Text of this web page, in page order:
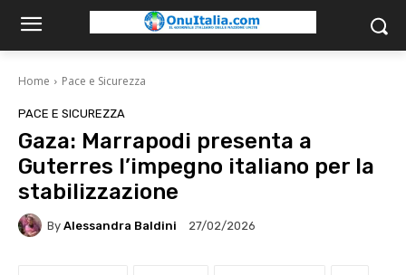
Home Pace e Sicurezza
PACE E SICUREZZA
Gaza: Marrapodi presenta a
Guterres l’impegno italiano per la
stabilizzazione
By Alessandra Baldini 27/02/2026